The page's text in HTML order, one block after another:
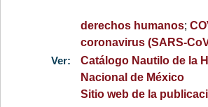
derechos humanos;
coronavirus (SARS-
Ver:
Catálogo Nautilo de la
Nacional de México
Sitio web de la